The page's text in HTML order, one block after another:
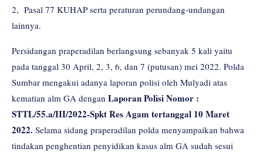
2, Pasal 77 KUHAP serta peraturan perundang-undangan
lainnya.
Persidangan praperadilan berlangsung sebanyak 5 kali yaitu
pada tanggal 30 April, 2, 3, 6, dan 7 (putusan) mei 2022. Polda
Sumbar mengakui adanya laporan polisi oleh Mulyadi atas
kematian alm GA dengan Laporan Polisi Nomor :
STTL/55.a/III/2022-Spkt Res Agam tertanggal 10 Maret
2022. Selama sidang praperadilan polda menyampaikan bahwa
tindakan penghentian penyidikan kasus alm GA sudah sesui